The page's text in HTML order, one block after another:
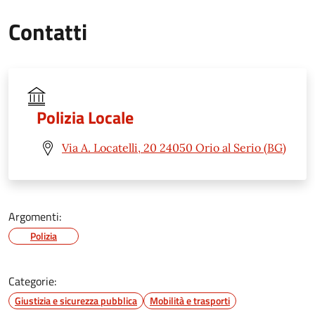
Contatti
Polizia Locale
Via A. Locatelli, 20 24050 Orio al Serio (BG)
Argomenti:
Polizia
Categorie:
Giustizia e sicurezza pubblica
Mobilità e trasporti